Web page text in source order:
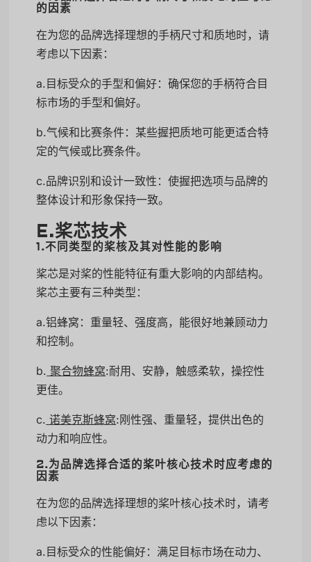
的因素
在为您的品牌选择理想的手柄尺寸和质地时，请
考虑以下因素：
a.目标受众的手型和偏好：确保您的手柄符合目
标市场的手型和偏好。
b.气候和比赛条件：某些握把质地可能更适合特
定的气候或比赛条件。
c.品牌识别和设计一致性：使握把选项与品牌的
整体设计和形象保持一致。
E.桨芯技术
1.不同类型的桨核及其对性能的影响
桨芯是对桨的性能特征有重大影响的内部结构。
桨芯主要有三种类型：
a.铝蜂窝：重量轻、强度高，能很好地兼顾动力
和控制。
b. 聚合物蜂窝:耐用、安静，触感柔软，操控性
更佳。
c. 诺美克斯蜂窝:刚性强、重量轻，提供出色的
动力和响应性。
2.为品牌选择合适的桨叶核心技术时应考虑的
因素
在为您的品牌选择理想的桨叶核心技术时，请考
虑以下因素：
a.目标受众的性能偏好：满足目标市场在动力、